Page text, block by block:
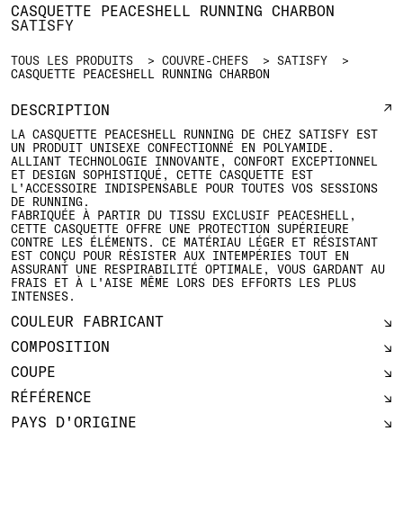
TOUS LES PRODUITS COUVRE-CHEFS
SATISFY
CASQUETTE PEACESHELL RUNNING CHARBON
CASQUETTE PEACESHELL RUNNING CHARBON
SATISFY
DESCRIPTION
LA CASQUETTE PEACESHELL RUNNING DE CHEZ SATISFY EST
UN PRODUIT UNISEXE CONFECTIONNÉ EN POLYAMIDE.
ALLIANT TECHNOLOGIE INNOVANTE, CONFORT EXCEPTIONNEL
ET DESIGN SOPHISTIQUÉ, CETTE CASQUETTE EST
L'ACCESSOIRE INDISPENSABLE POUR TOUTES VOS SESSIONS
DE RUNNING.
FABRIQUÉE À PARTIR DU TISSU EXCLUSIF PEACESHELL,
CETTE CASQUETTE OFFRE UNE PROTECTION SUPÉRIEURE
CONTRE LES ÉLÉMENTS. CE MATÉRIAU LÉGER ET RÉSISTANT
EST CONÇU POUR RÉSISTER AUX INTEMPÉRIES TOUT EN
ASSURANT UNE RESPIRABILITÉ OPTIMALE, VOUS GARDANT AU
FRAIS ET À L'AISE MÊME LORS DES EFFORTS LES PLUS
INTENSES.
COULEUR FABRICANT
COMPOSITION
COUPE
RÉFÉRENCE
PAYS D'ORIGINE